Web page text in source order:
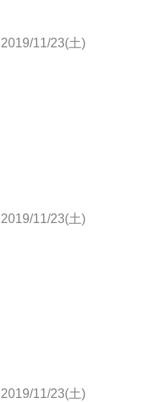
2019/11/23(土)
2019/11/23(土)
2019/11/23(土)